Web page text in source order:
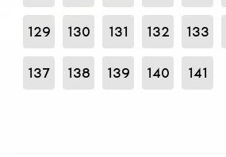
129 130 131 132 133
137 138 139 140 141